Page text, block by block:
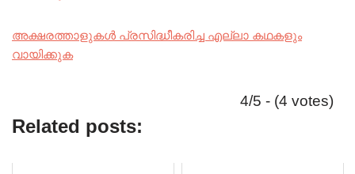
അക്ഷരത്താളുകൾ പ്രസിദ്ധീകരിച്ച എല്ലാ കഥകളും
വായിക്കുക
4/5 - (4 votes)
Related posts: